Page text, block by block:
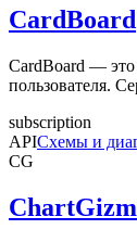
CardBoard
CardBoard — это
пользователя.
subscription
APIСхемы и
CG